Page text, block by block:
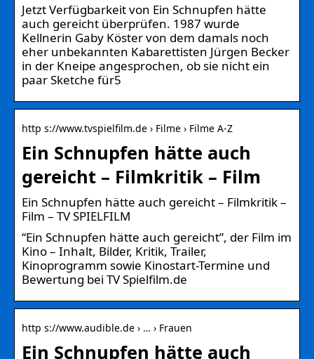
Jetzt Verfügbarkeit von Ein Schnupfen hätte
auch gereicht überprüfen. 1987 wurde
Kellnerin Gaby Köster von dem damals noch
eher unbekannten Kabarettisten Jürgen Becker
in der Kneipe angesprochen, ob sie nicht ein
paar Sketche für5
http s://www.tvspielfilm.de › Filme › Filme A-Z
Ein Schnupfen hätte auch
gereicht – Filmkritik – Film
Ein Schnupfen hätte auch gereicht – Filmkritik –
Film – TV SPIELFILM
“Ein Schnupfen hätte auch gereicht”, der Film im
Kino – Inhalt, Bilder, Kritik, Trailer,
Kinoprogramm sowie Kinostart-Termine und
Bewertung bei TV Spielfilm.de
http s://www.audible.de › … › Frauen
Ein Schnupfen hätte auch